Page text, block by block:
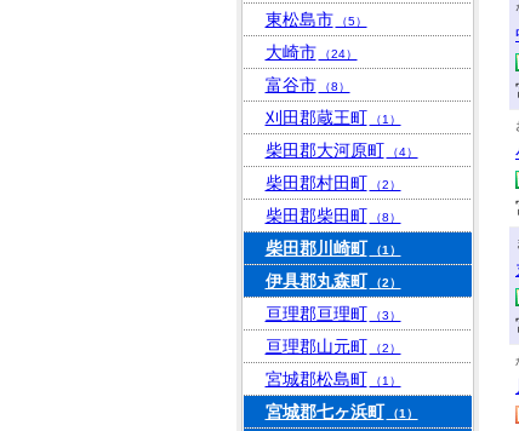
東松島市 （5）
大崎市 （24）
富谷市 （8）
刈田郡蔵王町 （1）
柴田郡大河原町 （4）
柴田郡村田町 （2）
柴田郡柴田町 （8）
柴田郡川崎町 （1）
伊具郡丸森町 （2）
亘理郡亘理町 （3）
亘理郡山元町 （2）
宮城郡松島町 （1）
宮城郡七ヶ浜町 （1）